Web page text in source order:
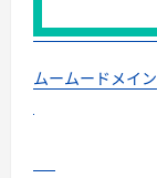
ムームードメイン